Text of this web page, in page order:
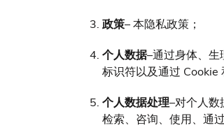
政策– 本隐私政策；
个人数据–通过身体、生
标识符以及通过 Cookie
个人数据处理–对个人数
检索、咨询、使用、通